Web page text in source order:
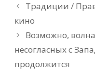
Традиции /
кино
Возможно,
несогласных с
продолжится